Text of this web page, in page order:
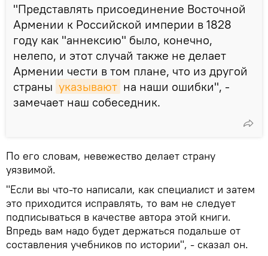
"Представлять присоединение Восточной
Армении к Российской империи в 1828
году как "аннексию" было, конечно,
нелепо, и этот случай также не делает
Армении чести в том плане, что из другой
страны указывают на наши ошибки", -
замечает наш собеседник.
По его словам, невежество делает страну
уязвимой.
"Если вы что-то написали, как специалист и затем
это приходится исправлять, то вам не следует
подписываться в качестве автора этой книги.
Впредь вам надо будет держаться подальше от
составления учебников по истории", - сказал он.